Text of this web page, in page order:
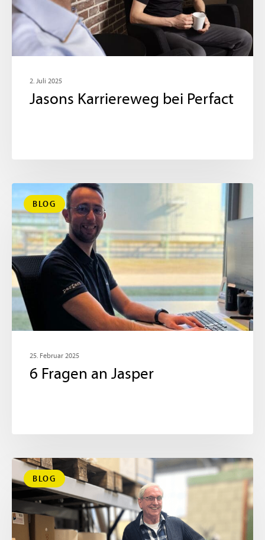
2. Juli 2025
Jasons Karriereweg bei Perfact
BLOG
25. Februar 2025
6 Fragen an Jasper
BLOG